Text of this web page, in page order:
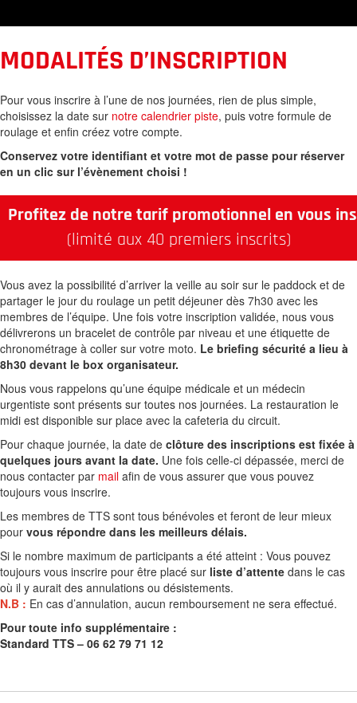
MODALITÉS D’INSCRIPTION
Pour vous inscrire à l’une de nos journées, rien de plus simple,
choisissez la date sur notre calendrier piste, puis votre formule de
roulage et enfin créez votre compte.
Conservez votre identifiant et votre mot de passe pour réserver
en un clic sur l’évènement choisi !
Profitez de notre tarif promotionnel en vous
(limité aux 40 premiers inscrits)
Vous avez la possibilité d’arriver la veille au soir sur le paddock et de
partager le jour du roulage un petit déjeuner dès 7h30 avec les
membres de l’équipe. Une fois votre inscription validée, nous vous
délivrerons un bracelet de contrôle par niveau et une étiquette de
chronométrage à coller sur votre moto. Le briefing sécurité a lieu à
8h30 devant le box organisateur.
Nous vous rappelons qu’une équipe médicale et un médecin
urgentiste sont présents sur toutes nos journées. La restauration le
midi est disponible sur place avec la cafeteria du circuit.
Pour chaque journée, la date de clôture des inscriptions est fixée à
quelques jours avant la date. Une fois celle-ci dépassée, merci de
nous contacter par mail afin de vous assurer que vous pouvez
toujours vous inscrire.
Les membres de TTS sont tous bénévoles et feront de leur mieux
pour vous répondre dans les meilleurs délais.
Si le nombre maximum de participants a été atteint : Vous pouvez
toujours vous inscrire pour être placé sur liste d’attente dans le cas
où il y aurait des annulations ou désistements.
N.B : En cas d’annulation, aucun remboursement ne sera effectué.
Pour toute info supplémentaire :
Standard TTS – 06 62 79 71 12